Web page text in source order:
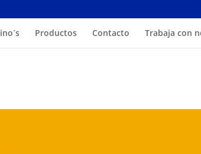
Productos Contacto Trabaja con